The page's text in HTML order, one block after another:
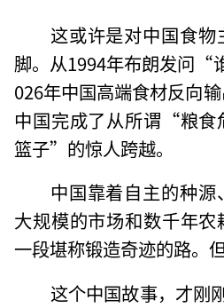
这或许是对中国食
脚。从1994年布朗发问“
026年中国高端食材反向输
中国完成了从所谓“粮
篮子”的惊人跨越。
中国靠着自主的种
大规模的市场和数千年
一段堪称锻造奇迹的路。
这个中国故事，才刚